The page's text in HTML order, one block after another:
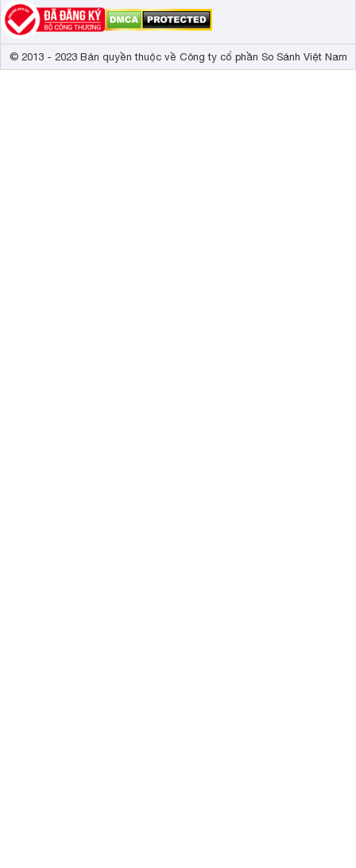
© 2013 - 2023 Bản quyền thuộc về Công ty cổ phần So Sánh Việt Nam